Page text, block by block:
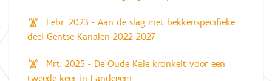
Febr. 2023 - Aan de slag met bekkenspecifieke
deel Gentse Kanalen 2022-2027
Mrt. 2025 - De Oude Kale kronkelt voor een
tweede keer in Landegem